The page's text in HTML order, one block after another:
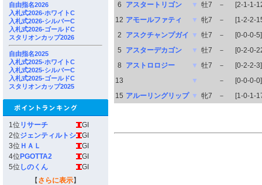
自由指名2026
入札式2026-ホワイトC
入札式2026-シルバーC
入札式2026-ゴールドC
スタリオンカップ2026
自由指名2025
入札式2025-ホワイトC
入札式2025-シルバーC
入札式2025-ゴールドC
スタリオンカップ2025
1位 リサーチ
GI
2位ジェンティルトシ
GI
3位 ＨＡＬ
GI
4位 PGOTTA2
GI
5位 しのくん
GI
【 さらに表示】
6
アスタートリゴン ▼ 牡7 －
[2-1-1-
12 アモールファティ ▼ 牝7 －
[1-2-2-
2
アスクチャンプガイ ▼ 牡7 －
[0-0-0-5]
5
アスターデカゴン ▼ 牡7 －
[0-2-0-
8
アストロロジー ▼ 牡7 －
[0-2-2-3]
13
▼ －
[0-0-0-0]
15 アルーリングリップ ▼ 牝7 － [1-0-1-